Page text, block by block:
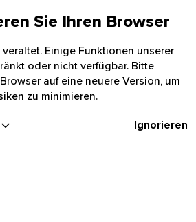
Sie Ihren Browser
Einige Funktionen unserer
oder nicht verfügbar. Bitte
auf eine neuere Version, um
zu minimieren.
Ignorieren